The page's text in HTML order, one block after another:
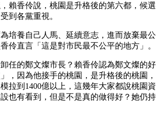
賴香伶說，桃園是升格後的第六都，候選
到各黨重視。
培養自己人馬、延續意志，進而放棄最公
伶直言「這是對市民最不公平的地方」。
任的鄭文燦市長？賴香伶認為鄭文燦的好
，因為他接手的桃園，是升格後的桃園，
拉到1400億以上，這幾年大家都說桃園資
也有看到，但是不是真的做得好？她仍持